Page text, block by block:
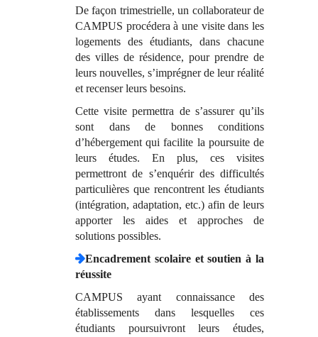
De façon trimestrielle, un collaborateur de
CAMPUS procédera à une visite dans les
logements des étudiants, dans chacune
des villes de résidence, pour prendre de
leurs nouvelles, s’imprégner de leur réalité
et recenser leurs besoins.
Cette visite permettra de s’assurer qu’ils
sont dans de bonnes conditions
d’hébergement qui facilite la poursuite de
leurs études. En plus, ces visites
permettront de s’enquérir des difficultés
particulières que rencontrent les étudiants
(intégration, adaptation, etc.) afin de leurs
apporter les aides et approches de
solutions possibles.
Encadrement scolaire et soutien à la
réussite
CAMPUS ayant connaissance des
établissements dans lesquelles ces
étudiants poursuivront leurs études,